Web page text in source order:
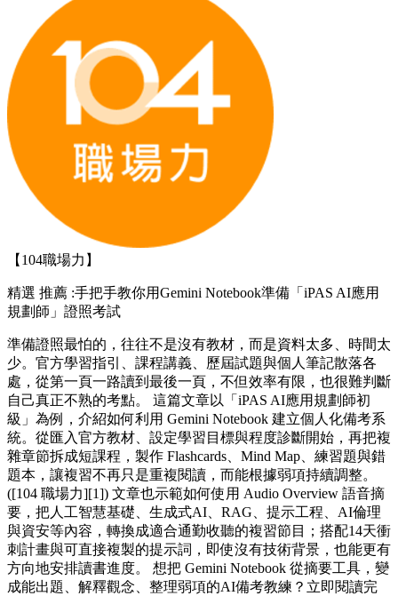
【104職場力】
精選 推薦 :手把手教你用Gemini Notebook準備「iPAS AI應用
規劃師」證照考試
準備證照最怕的，往往不是沒有教材，而是資料太多、時間太
少。官方學習指引、課程講義、歷屆試題與個人筆記散落各
處，從第一頁一路讀到最後一頁，不但效率有限，也很難判斷
自己真正不熟的考點。 這篇文章以「iPAS AI應用規劃師初
級」為例，介紹如何利用 Gemini Notebook 建立個人化備考系
統。從匯入官方教材、設定學習目標與程度診斷開始，再把複
雜章節拆成短課程，製作 Flashcards、Mind Map、練習題與錯
題本，讓複習不再只是重複閱讀，而能根據弱項持續調整。
([104 職場力][1]) 文章也示範如何使用 Audio Overview 語音摘
要，把人工智慧基礎、生成式AI、RAG、提示工程、AI倫理
與資安等內容，轉換成適合通勤收聽的複習節目；搭配14天衝
刺計畫與可直接複製的提示詞，即使沒有技術背景，也能更有
方向地安排讀書進度。 想把 Gemini Notebook 從摘要工具，變
成能出題、解釋觀念、整理弱項的AI備考教練？立即閱讀完